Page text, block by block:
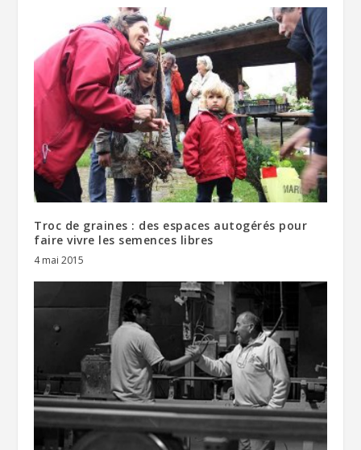
Troc de graines : des espaces autogérés pour
faire vivre les semences libres
4 mai 2015